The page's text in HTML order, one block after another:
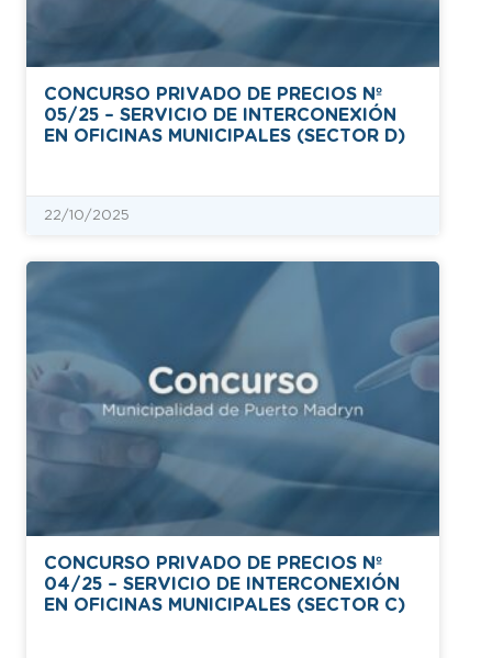
CONCURSO PRIVADO DE PRECIOS Nº
05/25 – SERVICIO DE INTERCONEXIÓN
EN OFICINAS MUNICIPALES (SECTOR D)
22/10/2025
CONCURSO PRIVADO DE PRECIOS Nº
04/25 – SERVICIO DE INTERCONEXIÓN
EN OFICINAS MUNICIPALES (SECTOR C)